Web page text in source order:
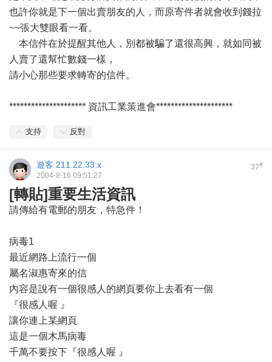
也許你就是下一個出賣朋友的人，而原寄件者就會收到錢拉
~~張大雙眼看一看。
本信件在於提醒其他人，別都被騙了還很高興，就如同被
人賣了還幫忙數錢一樣，
請小心那些要求轉寄的信件。
********************* 資訊工業策進會*********************
支持 反對
37#
遊客 211.22.33.x
2004-8-16 09:51:27
[轉貼]重要生活資訊
請傳給有電郵的朋友，特急件！
病毒1
最近網路上流行一個
屬名淑惠寄來的信
內容是說有一個很感人的網頁要你上去看有一個
『很感人喔 』
讓你連上某網頁
這是一個木馬病毒
千萬不要按下『很感人喔 』